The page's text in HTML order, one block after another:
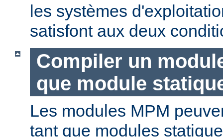
les systèmes
satisfont aux deux
Compiler un
que module
Les modules MPM
tant que modules